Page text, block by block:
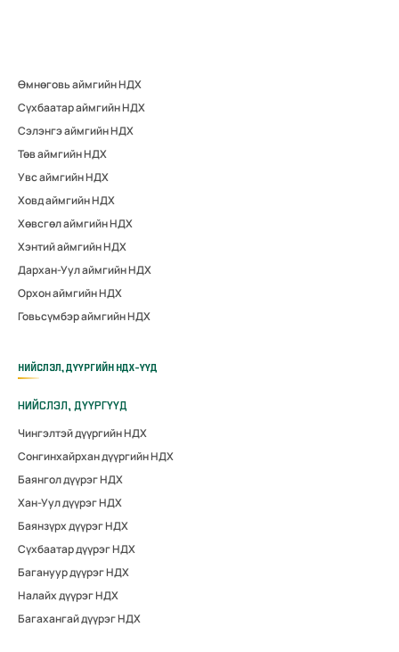
Өмнөговь аймгийн НДХ
Сүхбаатар аймгийн НДХ
Сэлэнгэ аймгийн НДХ
Төв аймгийн НДХ
Увс аймгийн НДХ
Ховд аймгийн НДХ
Хөвсгөл аймгийн НДХ
Хэнтий аймгийн НДХ
Дархан-Уул аймгийн НДХ
Орхон аймгийн НДХ
Говьсүмбэр аймгийн НДХ
НИЙСЛЭЛ, ДҮҮРГИЙН НДХ-ҮҮД
НИЙСЛЭЛ, ДҮҮРГҮҮД
Чингэлтэй дүүргийн НДХ
Сонгинхайрхан дүүргийн НДХ
Баянгол дүүрэг НДХ
Хан-Уул дүүрэг НДХ
Баянзүрх дүүрэг НДХ
Сүхбаатар дүүрэг НДХ
Багануур дүүрэг НДХ
Налайх дүүрэг НДХ
Багахангай дүүрэг НДХ